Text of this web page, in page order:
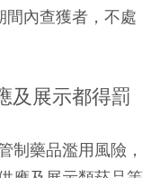
內查獲者，不處
及展示都得罰
制藥品濫用風險，